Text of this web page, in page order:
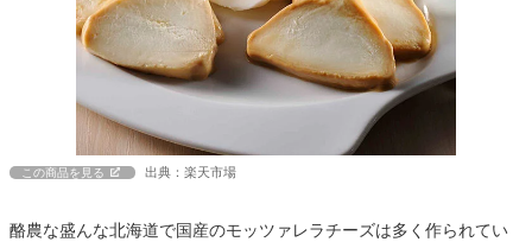
この商品を見る 出典：楽天市場
酪農な盛んな北海道で国産のモッツァレラチーズは多く作られてい